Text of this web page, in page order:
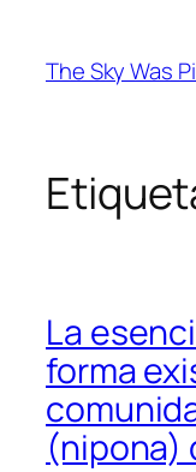
contenido
The Sky Was
La
forma
(nipona)